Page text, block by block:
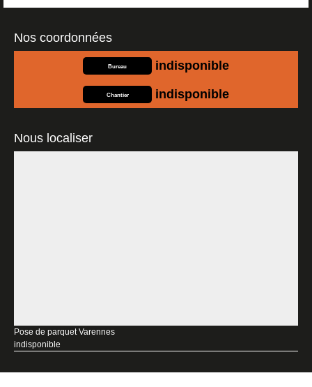
Nos coordonnées
Bureau indisponible
Chantier indisponible
Nous localiser
Pose de parquet Varennes
indisponible